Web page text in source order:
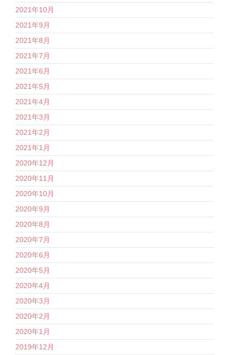
2021年10月
2021年9月
2021年8月
2021年7月
2021年6月
2021年5月
2021年4月
2021年3月
2021年2月
2021年1月
2020年12月
2020年11月
2020年10月
2020年9月
2020年8月
2020年7月
2020年6月
2020年5月
2020年4月
2020年3月
2020年2月
2020年1月
2019年12月